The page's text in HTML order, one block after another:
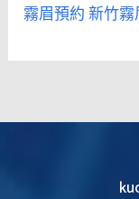
霧眉預約新竹